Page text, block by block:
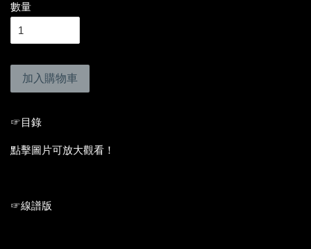
數量
加入購物車
☞目錄
點擊圖片可放大觀看！
☞線譜版